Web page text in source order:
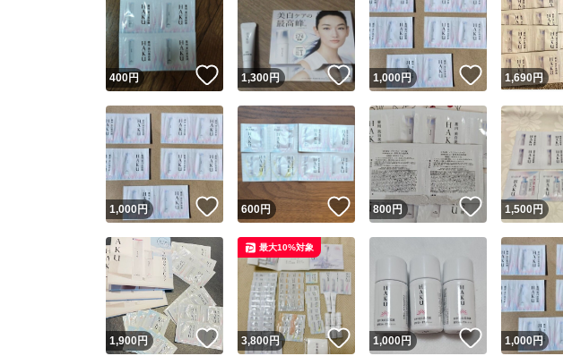
400円 いいね！
1,300円 いいね！
1,000円 いいね！
1,690円
1,000円 いいね！
600円 いいね！
800円 いいね！
1,500円
1,900円 いいね！
3,800円 いいね！
最大10%対象
1,000円 いいね！
1,000円